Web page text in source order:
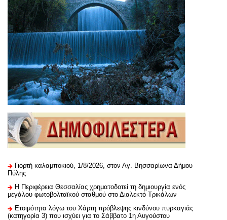
Γιορτή καλαμποκιού, 1/8/2026, στον Αγ. Βησσαρίωνα Δήμου
Πύλης
H Περιφέρεια Θεσσαλίας χρηματοδοτεί τη δημιουργία ενός
μεγάλου φωτοβολταϊκού σταθμού στο Διαλεκτό Τρικάλων
Ετοιμότητα λόγω του Χάρτη πρόβλεψης κινδύνου πυρκαγιάς
(κατηγορία 3) που ισχύει για το Σάββατο 1η Αυγούστου